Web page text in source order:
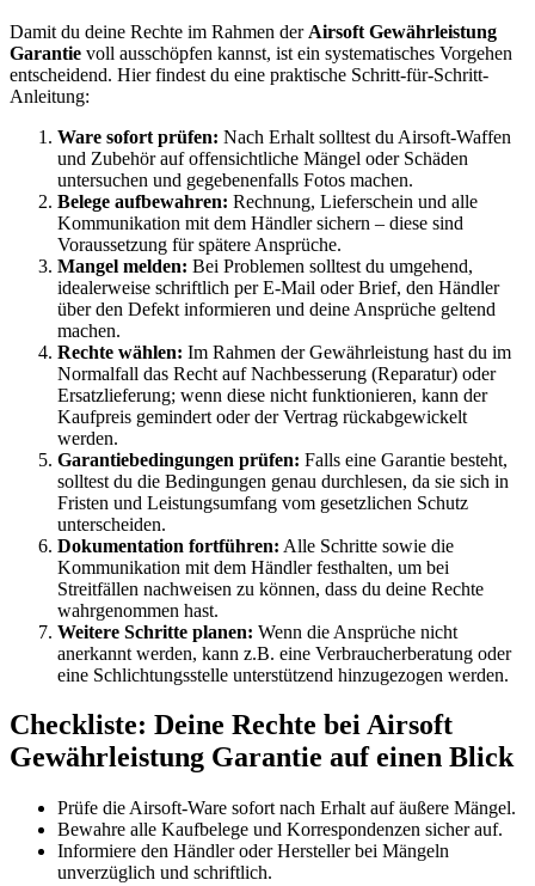
Damit du deine Rechte im Rahmen der Airsoft Gewährleistung
Garantie voll ausschöpfen kannst, ist ein systematisches Vorgehen
entscheidend. Hier findest du eine praktische Schritt-für-Schritt-
Anleitung:
Ware sofort prüfen: Nach Erhalt solltest du Airsoft-Waffen
und Zubehör auf offensichtliche Mängel oder Schäden
untersuchen und gegebenenfalls Fotos machen.
Belege aufbewahren: Rechnung, Lieferschein und alle
Kommunikation mit dem Händler sichern – diese sind
Voraussetzung für spätere Ansprüche.
Mangel melden: Bei Problemen solltest du umgehend,
idealerweise schriftlich per E-Mail oder Brief, den Händler
über den Defekt informieren und deine Ansprüche geltend
machen.
Rechte wählen: Im Rahmen der Gewährleistung hast du im
Normalfall das Recht auf Nachbesserung (Reparatur) oder
Ersatzlieferung; wenn diese nicht funktionieren, kann der
Kaufpreis gemindert oder der Vertrag rückabgewickelt
werden.
Garantiebedingungen prüfen: Falls eine Garantie besteht,
solltest du die Bedingungen genau durchlesen, da sie sich in
Fristen und Leistungsumfang vom gesetzlichen Schutz
unterscheiden.
Dokumentation fortführen: Alle Schritte sowie die
Kommunikation mit dem Händler festhalten, um bei
Streitfällen nachweisen zu können, dass du deine Rechte
wahrgenommen hast.
Weitere Schritte planen: Wenn die Ansprüche nicht
anerkannt werden, kann z.B. eine Verbraucherberatung oder
eine Schlichtungsstelle unterstützend hinzugezogen werden.
Checkliste: Deine Rechte bei Airsoft
Gewährleistung Garantie auf einen Blick
Prüfe die Airsoft-Ware sofort nach Erhalt auf äußere Mängel.
Bewahre alle Kaufbelege und Korrespondenzen sicher auf.
Informiere den Händler oder Hersteller bei Mängeln
unverzüglich und schriftlich.